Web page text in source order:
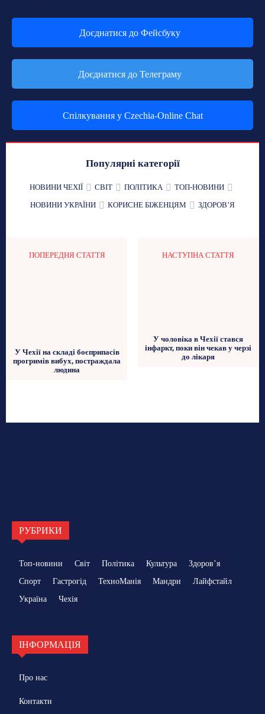
Доєднатися до Фейсбуку
Доєднатися до Телеграму
Спілкування у Czechia-Online Chat
Популярні категорії
НОВИНИ ЧЕХІЇ СВІТ ПОЛІТИКА
ТОП-НОВИНИ
НОВИНИ УКРАЇНИ
КОРИСНЕ БІЖЕНЦЯМ ЗДОРОВʼЯ
ПОПЕРЕДНЯ СТАТТЯ
У Чехії на складі боєприпасів
прогримів вибух, постраждала
людина
НАСТУПНА СТАТТЯ
У чоловіка в Чехії стався
інфаркт, поки він чекав у черзі
до лікаря
РУБРИКИ
Топ-новини Світ Політика Культура
Здоровʼя
Спорт
Гастрогід ТехноМанія Мандри
Лайфстайл
Україна
Чехія
ІНФОРМАЦІЯ
Про нас
Контакти